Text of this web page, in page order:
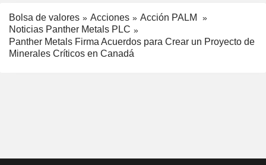
Bolsa de valores Acciones
Acción PALM
Noticias Panther Metals PLC
Panther Metals Firma Acuerdos para Crear un Proyecto de
Minerales Críticos en Canadá